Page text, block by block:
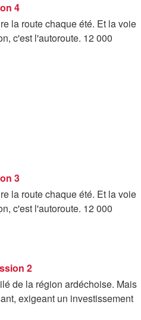
4
la route chaque été. Et la voie
c'est l'autoroute. 12 000
3
la route chaque été. Et la voie
c'est l'autoroute. 12 000
2
de la région ardéchoise. Mais
exigeant un investissement